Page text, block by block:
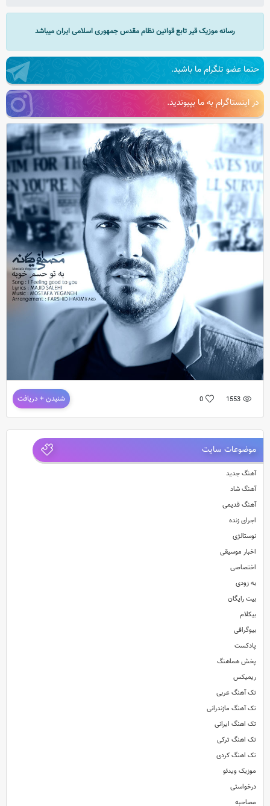
رسانه موزیک قیر تابع قوانین نظام مقدس جمهوری اسلامی ایران میباشد
حتما عضو تلگرام ما باشید.
در اینستاگرام به ما بپیوندید.
آهنگ جدید و بسیار زیبای مصطفی یگانه به نام با تو حسم خوبه
1553
0 شنیدن + دریافت
موضوعات سایت
آهنگ جدید
آهنگ شاد
آهنگ قدیمی
اجرای زنده
نوستالژی
اخبار موسیقی
اختصاصی
به زودی
بیت رایگان
بیکلام
بیوگرافی
پادکست
پخش هماهنگ
ریمیکس
تک آهنگ عربی
تک آهنگ مازندرانی
تک اهنگ ایرانی
تک اهنگ ترکی
تک اهنگ کردی
موزیک ویدئو
درخواستی
مصاحبه